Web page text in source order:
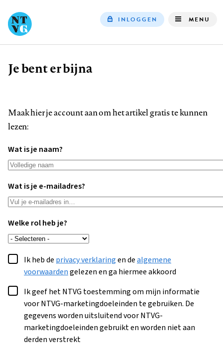
INLOGGEN MENU
Kruimelpad
Je bent er bijna
Maak hier je account aan om het artikel gratis te kunnen
lezen:
Wat is je naam?
Wat is je e-mailadres?
Welke rol heb je?
Ik heb de privacy verklaringen dealgemene
voorwaardengelezen en ga hiermee akkoord
Ik geef het NTVG toestemming om mijn informatie
voor NTVG-marketingdoeleinden te gebruiken. De
gegevens worden uitsluitend voor NTVG-
marketingdoeleinden gebruikt en worden niet aan
derden verstrekt